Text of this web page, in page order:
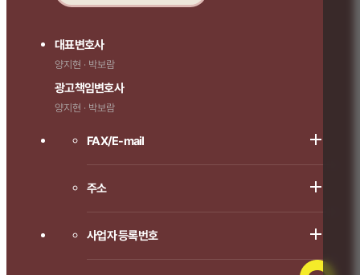
대표변호사
양지현 · 박보람
광고책임변호사
양지현 · 박보람
FAX/E-mail
주소
사업자 등록번호